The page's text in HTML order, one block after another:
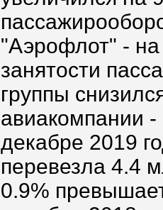
"Аэрофлот" -
занятости
группы
авиакомпании
декабре 2019
перевезла 4.4
0.9%